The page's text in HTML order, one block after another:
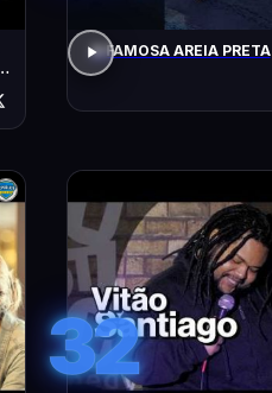
A FAMOSA AREIA PRETA
32